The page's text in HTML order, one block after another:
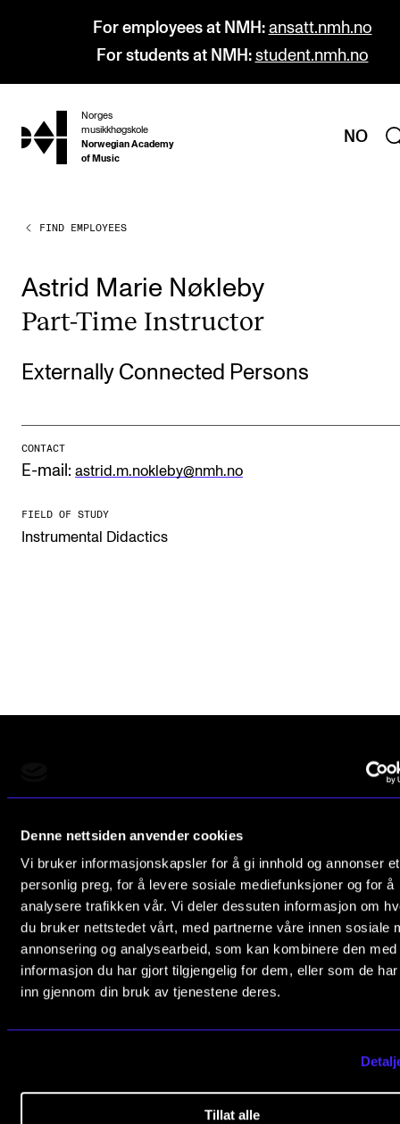
Denne nettsiden anvender cookies
Vi bruker informasjonskapsler for å gi innhold og annonser et
personlig preg, for å levere sosiale mediefunksjoner og for å
analysere trafikken vår. Vi deler dessuten informasjon om
du bruker nettstedet vårt, med partnerne våre innen sosiale
annonsering og analysearbeid, som kan kombinere den med
informasjon du har gjort tilgjengelig for dem, eller som de
inn gjennom din bruk av tjenestene deres.
Tillat alle
For employees at NMH: ansatt.nmh.no
For students at NMH: student.nmh.no
hjem
Norges
musikkhøgskole
Norwegian Academy
of Music
NO
PROGRAMMES
Undergraduate Programmes
Graduate Programmes
Doctoral Studies
STUDY
Exchange Programmes
CREMAH
INTERNATIONAL
Collaboration
Networks
International Activities
IN.TUNE
Contact Us
FIND EMPLOYEES
Astrid Marie Nøkleby
Part-Time Instruct­or
Externally Connected Persons
CONTACT
E-mail: astrid.m.nokleby@nmh.no
FIELD OF STUDY
Instrumental Didactics
0369 Oslo, Norway
+47 23 36 70 00
post@nmh.no
USEFUL PAGES
Study Programmes and Courses